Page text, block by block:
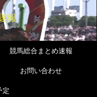
報
競馬総合まとめ速報
お問い合わせ
定